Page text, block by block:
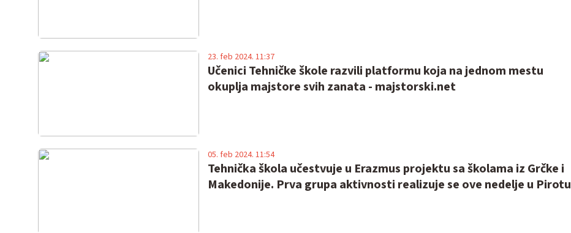
Učenici Tehničke škole razvili platformu koja na jednom mestu
okuplja majstore svih zanata - majstorski.net
23. feb 2024. 11:37
Tehnička škola učestvuje u Erazmus projektu sa školama iz Grčke i
Makedonije. Prva grupa aktivnosti realizuje se ove nedelje u Pirotu
05. feb 2024. 11:54